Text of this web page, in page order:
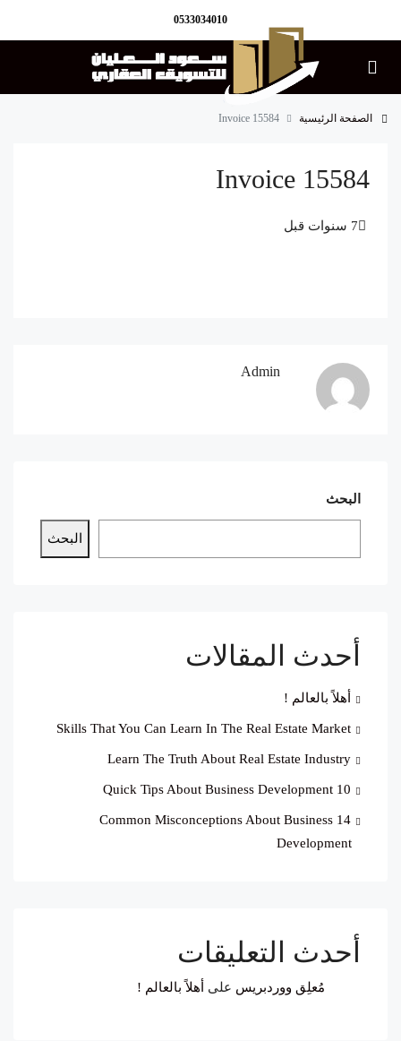
0533034010
الصفحة الرئيسية Invoice 15584
Invoice 15584
Admin
البحث
البحث
أحدث المقالات
أهلاً بالعالم !
Skills That You Can Learn In The Real Estate Market
Learn The Truth About Real Estate Industry
10 Quick Tips About Business Development
14 Common Misconceptions About Business
Development
أحدث التعليقات
مُعلِق ووردبريس على أهلاً بالعالم !